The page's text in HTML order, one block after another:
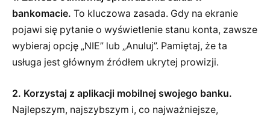
bankomacie. To kluczowa zasada. Gdy na ekranie
pojawi się pytanie o wyświetlenie stanu konta, zawsze
wybieraj opcję „NIE” lub „Anuluj”. Pamiętaj, że ta
usługa jest głównym źródłem ukrytej prowizji.
2. Korzystaj z aplikacji mobilnej swojego banku.
Najlepszym, najszybszym i, co najważniejsze,